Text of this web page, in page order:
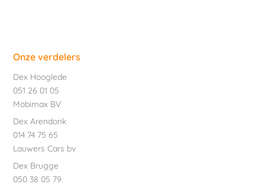
Onze verdelers
Dex Hooglede
051 26 01 05
Mobimax BV
Dex Arendonk
014 74 75 65
Lauwers Cars bv
Dex Brugge
050 38 05 79